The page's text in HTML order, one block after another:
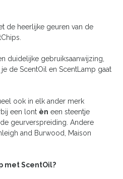
de heerlijke geuren van de
duidelijke gebruiksaanwijzing,
de ScentOil en ScentLamp gaat
ook in elk ander merk
een lont èn een steentje
geurverspreiding. Andere
and Burwood, Maison
met ScentOil?